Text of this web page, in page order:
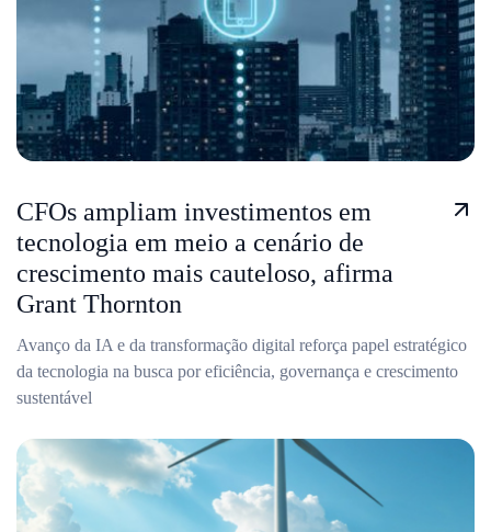
CFOs ampliam investimentos em
tecnologia em meio a cenário de
crescimento mais cauteloso, afirma
Grant Thornton
Avanço da IA e da transformação digital reforça papel estratégico
da tecnologia na busca por eficiência, governança e crescimento
sustentável